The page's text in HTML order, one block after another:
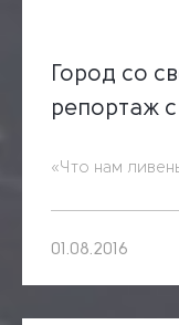
Город со
репортаж
«Что нам
01.08.2016